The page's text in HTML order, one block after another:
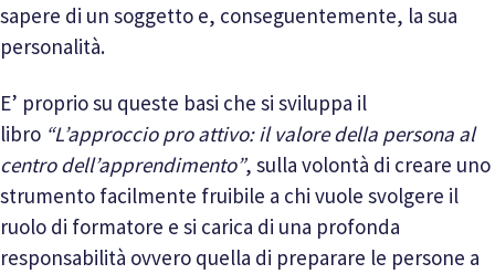
sapere di un soggetto e, conseguentemente, la sua
personalità.
E’ proprio su queste basi che si sviluppa il
libro “L’approccio pro attivo: il valore della persona al
centro dell’apprendimento”, sulla volontà di creare uno
strumento facilmente fruibile a chi vuole svolgere il
ruolo di formatore e si carica di una profonda
responsabilità ovvero quella di preparare le persone a